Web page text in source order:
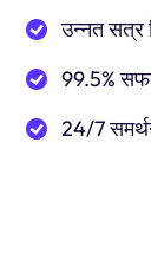
उन्नत सत्र
99.5%
24/7